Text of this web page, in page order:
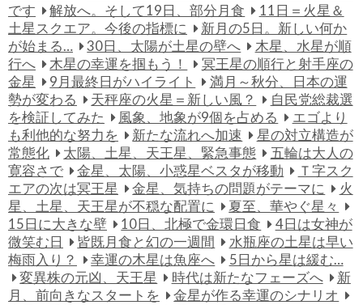
です
解放へ。そして19日、部分月食
11日＝火星＆
土星スクエア。今後の指標に
新月の5日。新しい何か
が始まる…
30日、太陽が土星の壁へ
木星、水星が順
行へ
木星の幸運を掴もう！
冥王星の順行と射手座の
金星
9月最終日がハイライト
満月～秋分、日本の運
勢が変わる
天秤座の火星＝新しい風？
自民党総裁選
を検証してみた
風象、地象が9個を占める
エゴより
も利他的な努力を
新たな流れへ加速
星の対立構造が
常態化
太陽、土星、天王星、緊急事態
五輪は大人の
寛容さで
金星、太陽、小惑星ベスタが移動
Ｔ字スク
エアの次は冥王星
金星、気持ちの問題がテーマに
火
星、土星、天王星が不穏な配置に
夏至、華やぐ星々
15日に大きな壁
10日、北極で金環日食
4日は女神が
微笑む日
皆既月食と幻の一週間
水瓶座の土星は早い
梅雨入り？
幸運の木星は魚座へ
5日から星は緩む…
変異株の元凶、天王星
時代は新たなフェーズへ
新
月、前向きなスタートを
金星が作る幸運のシナリオ